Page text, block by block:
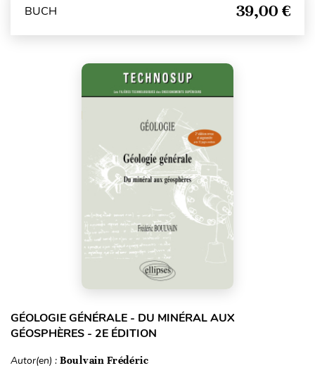
BUCH 39,00 €
GÉOLOGIE GÉNÉRALE - DU MINÉRAL AUX
GÉOSPHÈRES - 2E ÉDITION
Autor(en) : Boulvain Frédéric